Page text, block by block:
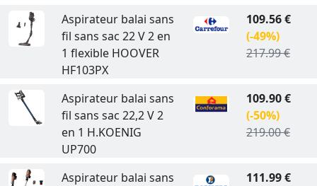
Aspirateur balai sans
fil sans sac 22 V 2 en
1 flexible HOOVER
HF103PX
109.56 €
(-49%)
217.99 €
Aspirateur balai sans
fil sans sac 22,2 V 2
en 1 H.KOENIG
UP700
109.90 €
(-50%)
219.00 €
Aspirateur balai sans
111.99 €